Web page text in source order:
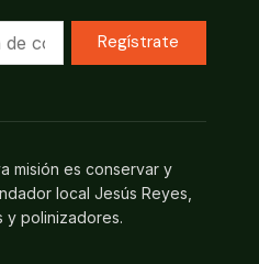
Regístrate
misión es conservar y
local Jesús Reyes,
y polinizadores.